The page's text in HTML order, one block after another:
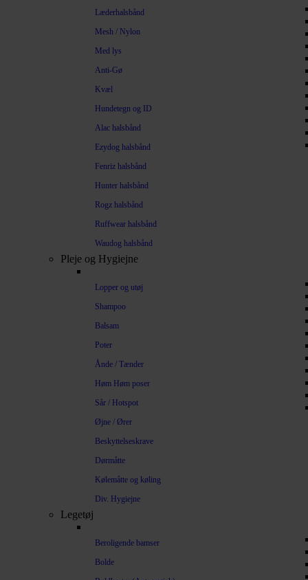
Læderhalsbånd
Mesh / Nylon
Med lys
Anti-Gø
Kvæl
Hundetegn og ID
Alac halsbånd
Ezydog halsbånd
Fenriz halsbånd
Hunter halsbånd
Rogz halsbånd
Ruffwear halsbånd
Waudog halsbånd
Pleje og Hygiejne
Lopper og utøj
Shampoo
Balsam
Poter
Ånde / Tænder
Høm Høm poser
Sår / Hotspot
Øjne / Ører
Beskyttelseskrave
Dørmåtte
Kølemåtte og køling
Div. Hygiejne
Legetøj
Beroligende bamser
Bolde